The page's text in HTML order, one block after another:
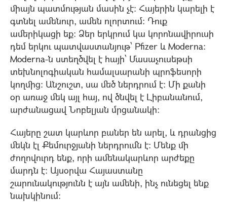
միայն պատմության մասին չէ: Հայերին կարելի է
գտնել ամենուր, ամեն ոլորտում: Դուք
ամերիկացի եք: Ձեր երկրում կա կորոնավիրուսի
դեմ երկու պատվաստանյութ՝ Pfizer և Moderna:
Moderna-ն ստեղծվել է հայի՝ Մասաչուսեթսի
տեխնոլոգիական համալսարանի պրոֆեսորի
կողմից: Անշուշտ, սա մեծ ներդրում է: Մի քանի
օր առաջ մեկ այլ հայ, ով ծնվել է Լիբանանում,
արժանացավ Նոբելյան մրցանակի:
Հայերը շատ կարևոր բաներ են արել, և դրանցից
մեկն էլ Քեմուրջյանի ներդրումն է: Մենք մի
ժողովուրդ ենք, որի ամենակարևոր արժեքը
մարդն է։ Այսօրվա Հայաստանը
շարունակությունն է այն ամենի, ինչ ունեցել ենք
նախկինում: